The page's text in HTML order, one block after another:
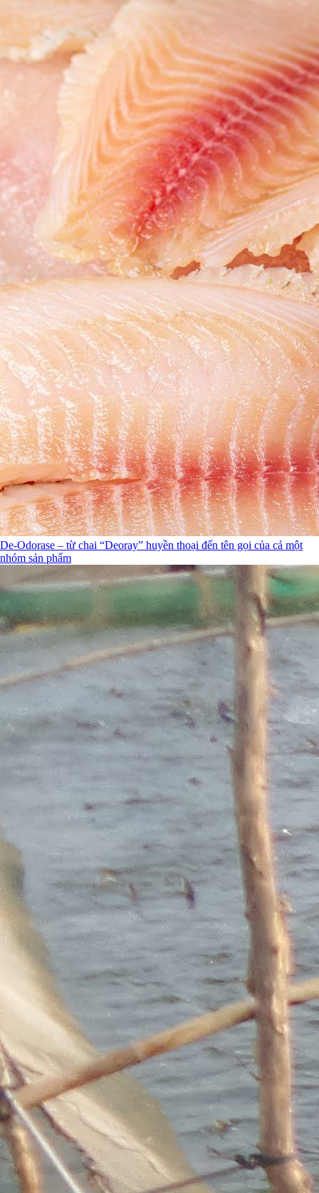
De-Odorase – từ chai “Deoray” huyền thoại đến tên gọi của cả một
nhóm sản phẩm